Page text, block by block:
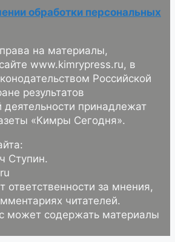
обработки персональных
на материалы,
www.kimrypress.ru, в
Российской
результатов
деятельности принадлежат
«Кимры Сегодня».
Ступин.
ответственности за мнения,
читателей.
может содержать материалы